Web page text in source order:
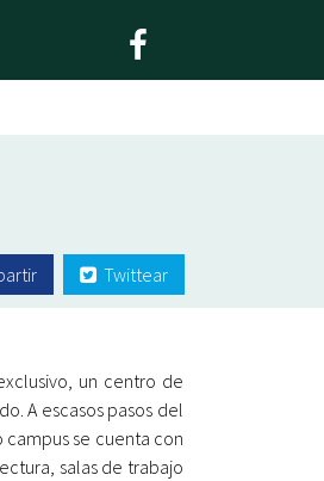
Twittear
un centro de
A escasos pasos del
se cuenta con
salas de trabajo